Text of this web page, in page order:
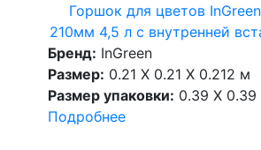
Горшок для цветов
210мм 4,5 л с внутренней
Бренд: InGreen
Размер: 0.21 X 0.21 X 0.212 м
Размер упаковки: 0.39 X
Подробнее